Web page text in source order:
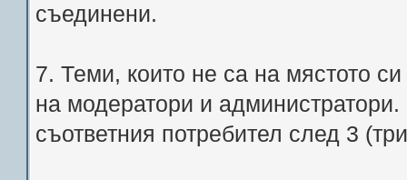
съединени.
7. Теми, които не са на мястото
на модератори и
съответния потребител след 3